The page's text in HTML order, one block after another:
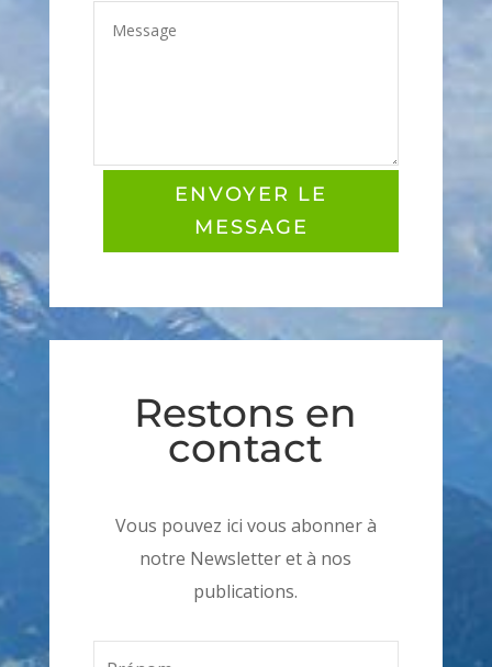
ENVOYER LE
MESSAGE
Restons en
contact
Vous pouvez ici vous abonner à
notre Newsletter et à nos
publications.